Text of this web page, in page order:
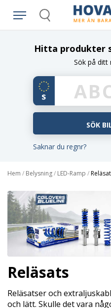
Search
Hitta produkter
Sök på ditt
Saknar du regnr?
Hem / Belysning/ LED-Ramp /
Reläsats
Reläsatser och
och lätt. Skulle det vara